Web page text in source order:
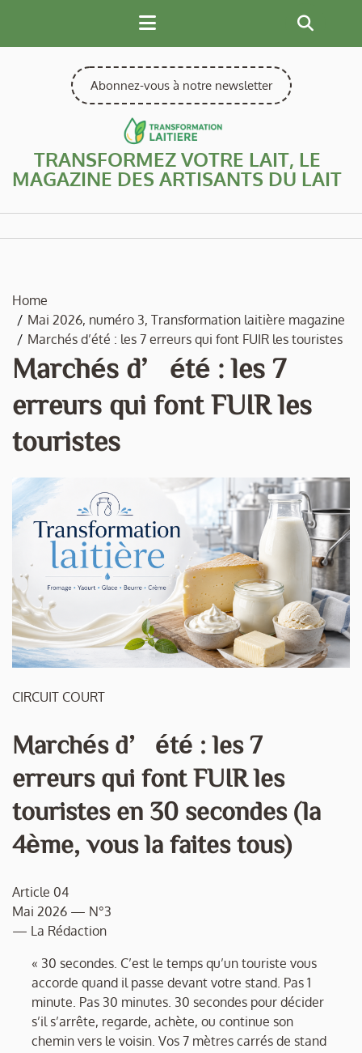
content
Abonnez-vous à notre newsletter
TRANSFORMEZ VOTRE LAIT, LE
MAGAZINE DES ARTISANTS DU LAIT
Home
Mai 2026, numéro 3, Transformation laitière magazine
Marchés d’été : les 7 erreurs qui font FUIR les touristes
Marchés d’été : les 7
erreurs qui font FUIR les
touristes
CIRCUIT COURT
Marchés d’été : les 7
erreurs qui font FUIR les
touristes en 30 secondes (la
4ème, vous la faites tous)
Article 04
Mai 2026 — N°3
— La Rédaction
« 30 secondes. C’est le temps qu’un touriste vous
accorde quand il passe devant votre stand. Pas 1
minute. Pas 30 minutes. 30 secondes pour décider
s’il s’arrête, regarde, achète, ou continue son
chemin vers le voisin. Vos 7 mètres carrés de stand